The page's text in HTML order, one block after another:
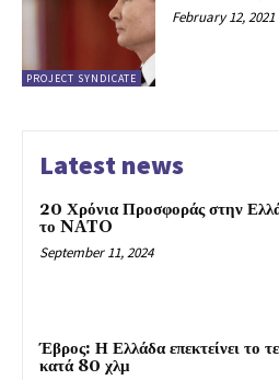
PROJECT SYNDICATE
February 12, 2021
Latest news
20 Χρόνια Προσφοράς στην
το NATO
September 11, 2024
Έβρος: Η Ελλάδα επεκτείνει το
κατά 80 χλμ